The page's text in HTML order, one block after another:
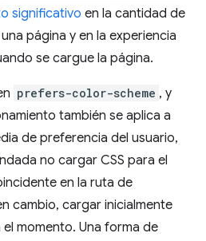
significativo en la cantidad de
página y en la experiencia
se cargue la página.
prefers-color-scheme , y
también se aplica a
de preferencia del usuario,
no cargar CSS para el
en la ruta de
cambio, cargar inicialmente
momento. Una forma de